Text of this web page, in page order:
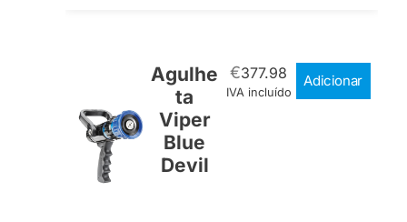
Agulhe
ta
Viper
Blue
Devil
€377.98
IVA incluído
Adicionar